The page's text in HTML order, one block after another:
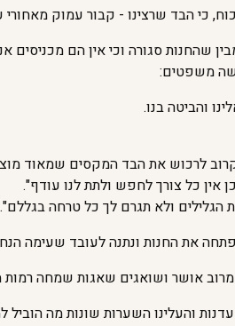
כי הבד שרצינו - קבור עמוק מאחורי
שהחנות סגורה וכי אין הם מכניסים
משפטים:
והביטה בנו.
לרכוש את הבד המקסים שמאוד
אין כל צורך לחפש ולתת לנו עודף".
ולא תגרם לך כל טרחה בגללם".
את החנות ונתנה לעובד שעימה
מרוב אושר ושואגים שאגות שמחה
והעלינו השערות שונות מה הוביל